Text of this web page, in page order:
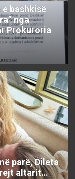
bashkisë
nga
Prokuroria
parë, Dileta
altarit…